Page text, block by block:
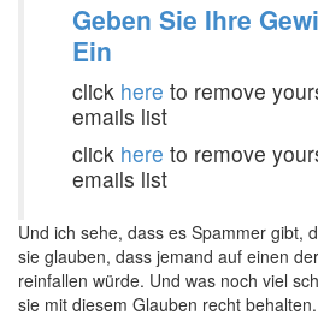
Geben Sie Ihre
Ein
click here to remove
emails list
click here to remove
emails list
Und ich sehe, dass es Spammer gibt,
sie glauben, dass jemand auf einen
reinfallen würde. Und was noch viel
sie mit diesem Glauben recht behalten.